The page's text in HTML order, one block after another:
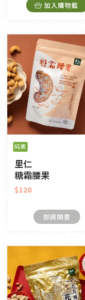
加入購物籃
純素
里仁
糖霜腰果
$120
即將開賣